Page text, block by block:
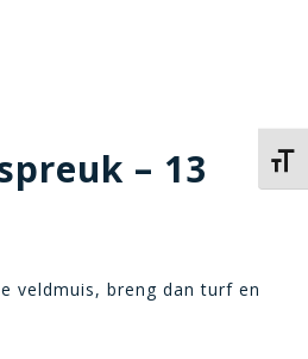
– 13
veldmuis, breng dan turf en